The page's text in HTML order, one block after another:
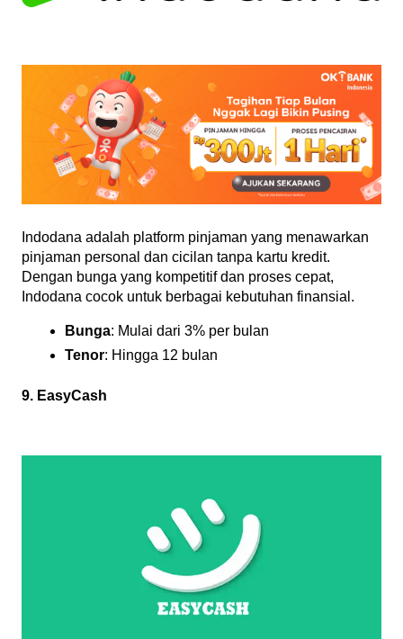
Indodana adalah platform pinjaman yang menawarkan
pinjaman personal dan cicilan tanpa kartu kredit.
Dengan bunga yang kompetitif dan proses cepat,
Indodana cocok untuk berbagai kebutuhan finansial.
Bunga: Mulai dari 3% per bulan
Tenor: Hingga 12 bulan
9. EasyCash